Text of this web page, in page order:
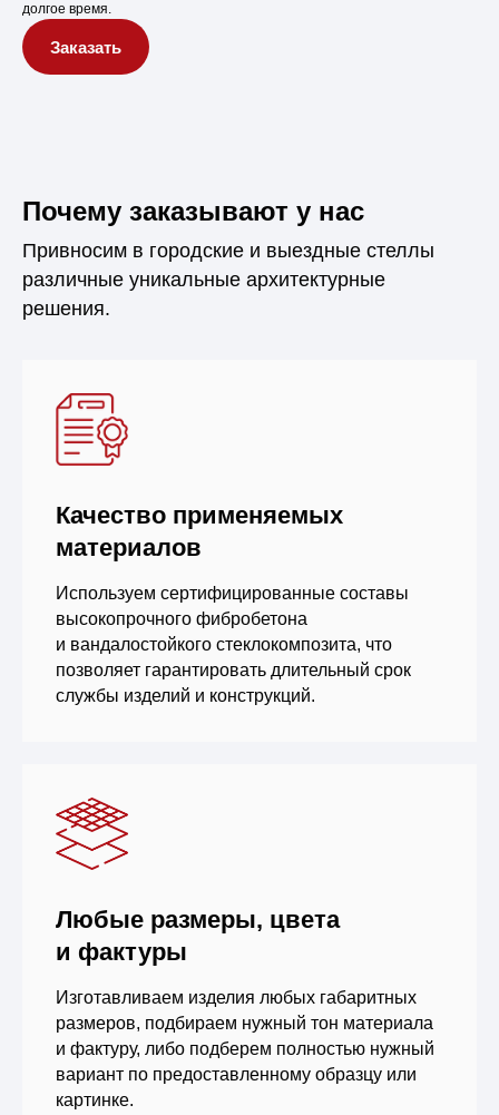
долгое время.
Заказать
Почему заказывают у нас
Привносим в городские и выездные стеллы
различные уникальные архитектурные
решения.
Качество применяемых
материалов
Используем сертифицированные составы
высокопрочного фибробетона
и вандалостойкого стеклокомпозита, что
позволяет гарантировать длительный срок
службы изделий и конструкций.
Любые размеры, цвета
и фактуры
Изготавливаем изделия любых габаритных
размеров, подбираем нужный тон материала
и фактуру, либо подберем полностью нужный
вариант по предоставленному образцу или
картинке.